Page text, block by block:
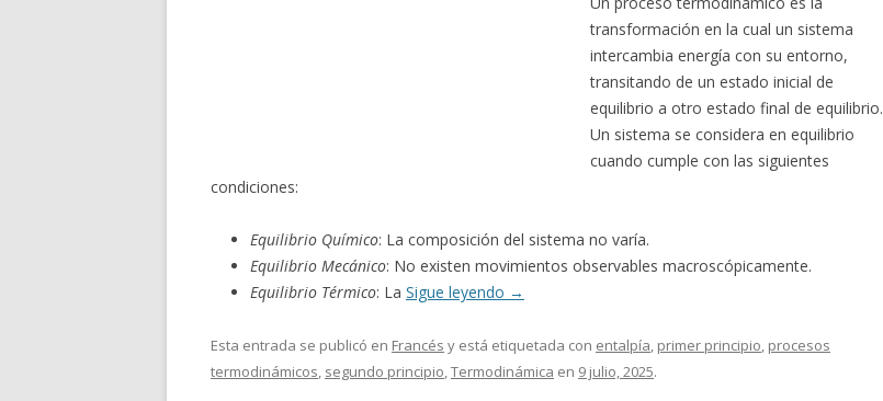
transformación en la cual un sistema
intercambia energía con su entorno,
transitando de un estado inicial de
equilibrio a otro estado final de equilibrio.
Un sistema se considera en equilibrio
cuando cumple con las siguientes
condiciones:
Equilibrio Químico: La composición del sistema no varía.
Equilibrio Mecánico: No existen movimientos observables macroscópicamente.
Equilibrio Térmico: La Sigue leyendo →
Esta entrada se publicó en Francés y está etiquetada con entalpía, primer principio, procesos
termodinámicos, segundo principio,Termodinámica en 9 julio, 2025.